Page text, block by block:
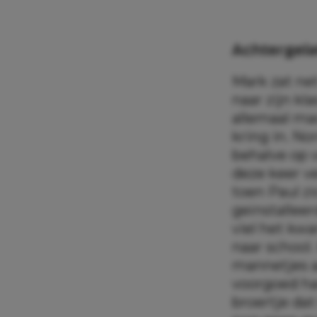
Mark zat
naar zijn
allemaal
kring in.
behalve op
deze keer
toen Paul
viel het
naar
mannetjes
voorgoed
broertje